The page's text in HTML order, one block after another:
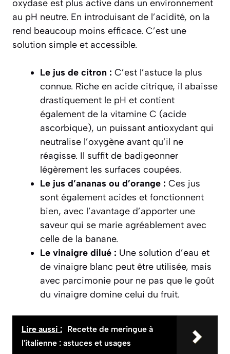
oxydase est plus active dans un environnement
au pH neutre. En introduisant de l’acidité, on la
rend beaucoup moins efficace. C’est une
solution simple et accessible.
Le jus de citron : C’est l’astuce la plus
connue. Riche en acide citrique, il abaisse
drastiquement le pH et contient
également de la vitamine C (acide
ascorbique), un puissant antioxydant qui
neutralise l’oxygène avant qu’il ne
réagisse. Il suffit de badigeonner
légèrement les surfaces coupées.
Le jus d’ananas ou d’orange : Ces jus
sont également acides et fonctionnent
bien, avec l’avantage d’apporter une
saveur qui se marie agréablement avec
celle de la banane.
Le vinaigre dilué : Une solution d’eau et
de vinaigre blanc peut être utilisée, mais
avec parcimonie pour ne pas que le goût
du vinaigre domine celui du fruit.
Lire aussi : Recette de meringue à
l'italienne : astuces et usages